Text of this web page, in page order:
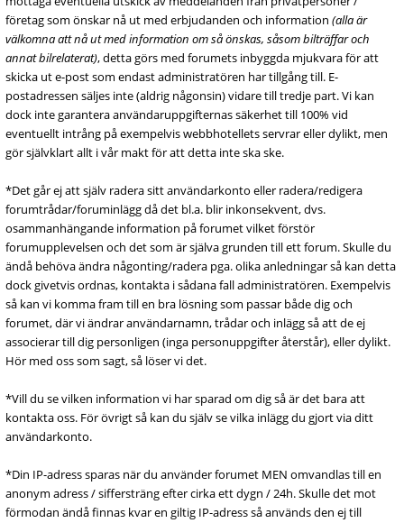
företag som önskar nå ut med erbjudanden och information (alla är
välkomna att nå ut med information om så önskas, såsom bilträffar och
annat bilrelaterat), detta görs med forumets inbyggda mjukvara för att
skicka ut e-post som endast administratören har tillgång till. E-
postadressen säljes inte (aldrig någonsin) vidare till tredje part. Vi kan
dock inte garantera användaruppgifternas säkerhet till 100% vid
eventuellt intrång på exempelvis webbhotellets servrar eller dylikt, men
gör självklart allt i vår makt för att detta inte ska ske.
*Det går ej att själv radera sitt användarkonto eller radera/redigera
forumtrådar/foruminlägg då det bl.a. blir inkonsekvent, dvs.
osammanhängande information på forumet vilket förstör
forumupplevelsen och det som är själva grunden till ett forum. Skulle du
ändå behöva ändra någonting/radera pga. olika anledningar så kan detta
dock givetvis ordnas, kontakta i sådana fall administratören. Exempelvis
så kan vi komma fram till en bra lösning som passar både dig och
forumet, där vi ändrar användarnamn, trådar och inlägg så att de ej
associerar till dig personligen (inga personuppgifter återstår), eller dylikt.
Hör med oss som sagt, så löser vi det.
*Vill du se vilken information vi har sparad om dig så är det bara att
kontakta oss. För övrigt så kan du själv se vilka inlägg du gjort via ditt
användarkonto.
*Din IP-adress sparas när du använder forumet MEN omvandlas till en
anonym adress / siffersträng efter cirka ett dygn / 24h. Skulle det mot
förmodan ändå finnas kvar en giltig IP-adress så används den ej till